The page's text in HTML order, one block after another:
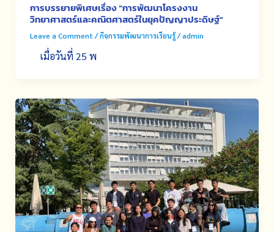
การบรรยายพิเศษเรื่อง “การพัฒนาโครงงาน
วิทยาศาสตร์และคณิตศาสตร์ในยุคปัญญาประดิษฐ์”
Leave a Comment /กิจกรรมพัฒนาการเรียนรู้/admin
เมื่อวันที่ 25 พ